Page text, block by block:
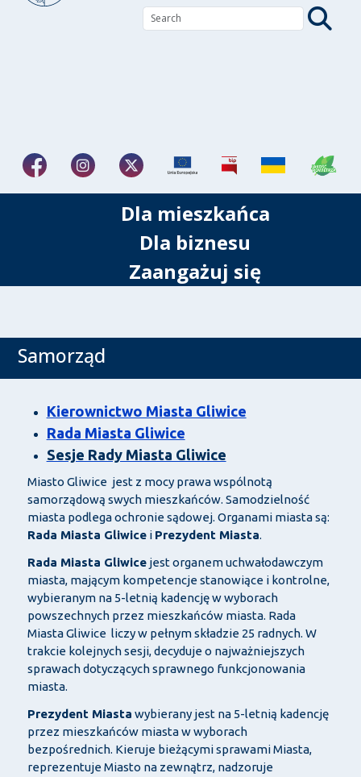
Dla mieszkańca
Dla biznesu
Zaangażuj się
Samorząd
Kierownictwo Miasta Gliwice
Rada Miasta Gliwice
Sesje Rady Miasta Gliwice
Miasto Gliwice jest z mocy prawa wspólnotą
samorządową swych mieszkańców. Samodzielność
miasta podlega ochronie sądowej. Organami miasta są:
Rada Miasta Gliwicei Prezydent Miasta.
Rada Miasta Gliwicejest organem uchwałodawczym
miasta, mającym kompetencje stanowiące i kontrolne,
wybieranym na 5-letnią kadencję w wyborach
powszechnych przez mieszkańców miasta. Rada
Miasta Gliwice liczy w pełnym składzie 25 radnych. W
trakcie kolejnych sesji, decyduje o najważniejszych
sprawach dotyczących sprawnego funkcjonowania
miasta.
Prezydent Miasta wybierany jest na 5-letnią kadencję
przez mieszkańców miasta w wyborach
bezpośrednich. Kieruje bieżącymi sprawami Miasta,
reprezentuje Miasto na zewnątrz, nadzoruje